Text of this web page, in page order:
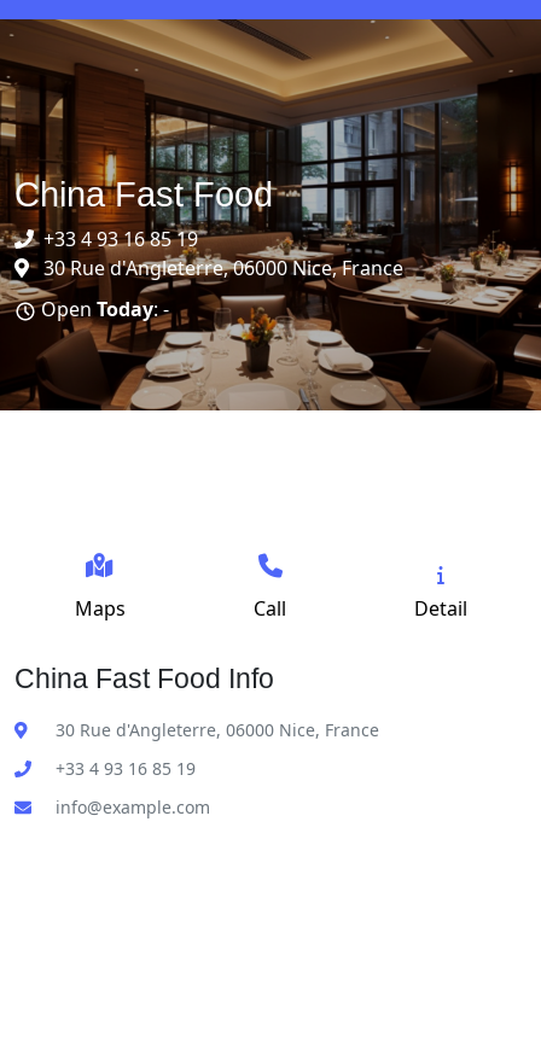
China Fast Food
+33 4 93 16 85 19
30 Rue d'Angleterre, 06000 Nice, France
Open Today: -
Maps Call Detail
China Fast Food Info
30 Rue d'Angleterre, 06000 Nice, France
+33 4 93 16 85 19
info@example.com